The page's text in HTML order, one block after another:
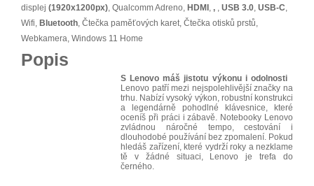
displej (1920x1200px), Qualcomm Adreno, HDMI , , , USB 3.0, USB-C,
Wifi, Bluetooth, Čtečka paměťových karet, Čtečka otisků prstů,
Webkamera, Windows 11 Home
Popis
S Lenovo máš jistotu výkonu i odolnosti
Lenovo patří mezi nejspolehlivější značky na
trhu. Nabízí vysoký výkon, robustní konstrukci
a legendárně pohodlné klávesnice, které
oceníš při práci i zábavě. Notebooky Lenovo
zvládnou náročné tempo, cestování i
dlouhodobé používání bez zpomalení. Pokud
hledáš zařízení, které vydrží roky a nezklame
tě v žádné situaci, Lenovo je trefa do
černého.